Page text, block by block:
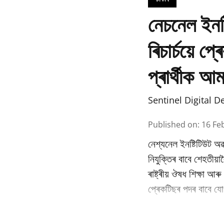
নেচনেল
ৰিচাৰ্চয়ে
প্ৰাৰ্থীক
Sentinel Digital
Published on: 16
নেশ্যনেল ইনষ্টিটিউট
নিযুক্তিৰ বাবে
ৰাষ্ট্ৰীয় ঔষধ শিক্ষা
প্ৰেকটিছৰ পদৰ বাবে